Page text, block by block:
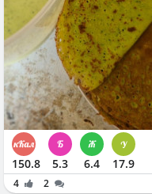
150.8 5.3 6.4 17.9
4 2